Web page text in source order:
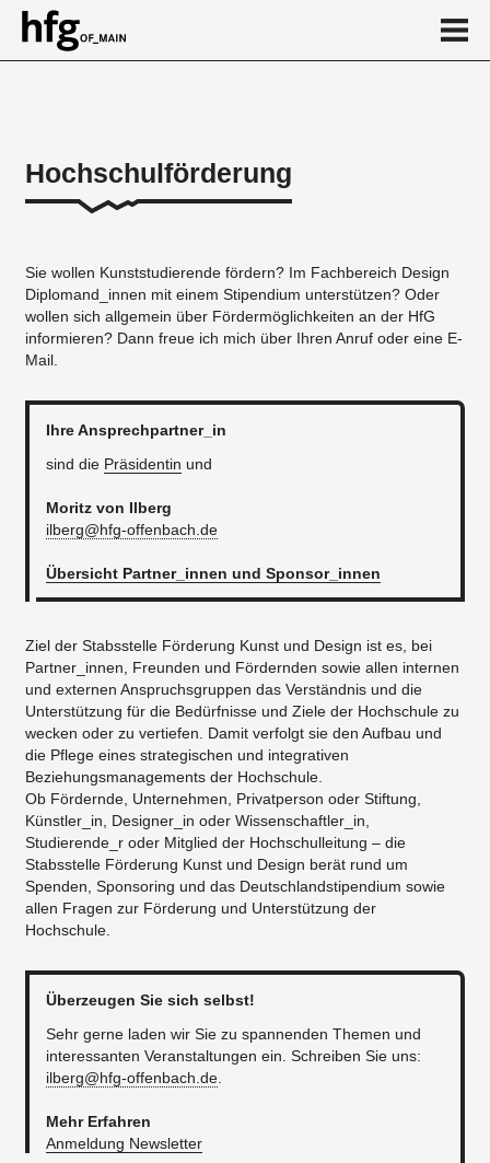
Über
Kalender
News
...
Hochschulförderung
Sie wollen Kunststudierende fördern? Im Fachbereich Design
Diplomand_innen mit einem Stipendium unterstützen? Oder
wollen sich allgemein über Fördermöglichkeiten an der HfG
informieren? Dann freue ich mich über Ihren Anruf oder eine E-
Mail.
Ihre Ansprechpartner_in
sind die Präsidentin und
Moritz von Ilberg
ilberg@hfg-offenbach.de
Übersicht Partner_innen und Sponsor_innen
Ziel der Stabsstelle Förderung Kunst und Design ist es, bei
Partner_innen, Freunden und Fördernden sowie allen internen
und externen Anspruchsgruppen das Verständnis und die
Unterstützung für die Bedürfnisse und Ziele der Hochschule zu
wecken oder zu vertiefen. Damit verfolgt sie den Aufbau und
die Pflege eines strategischen und integrativen
Beziehungsmanagements der Hochschule.
Ob Fördernde, Unternehmen, Privatperson oder Stiftung,
Künstler_in, Designer_in oder Wissenschaftler_in,
Studierende_r oder Mitglied der Hochschulleitung – die
Stabsstelle Förderung Kunst und Design berät rund um
Spenden, Sponsoring und das Deutschlandstipendium sowie
allen Fragen zur Förderung und Unterstützung der
Hochschule.
Überzeugen Sie sich selbst!
Sehr gerne laden wir Sie zu spannenden Themen und
interessanten Veranstaltungen ein. Schreiben Sie uns:
ilberg@hfg-offenbach.de
Mehr Erfahren
Anmeldung Newsletter